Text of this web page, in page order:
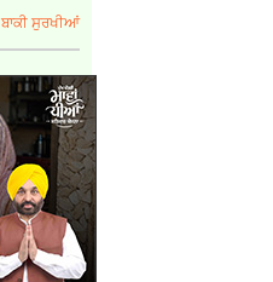
ਬਾਕੀ ਸੁਰਖੀਆਂ